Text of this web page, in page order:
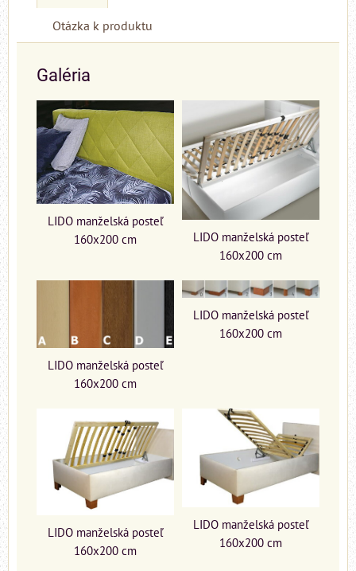
Otázka k produktu
Galéria
LIDO manželská posteľ
160x200 cm
LIDO manželská posteľ
160x200 cm
LIDO manželská posteľ
160x200 cm
LIDO manželská posteľ
160x200 cm
LIDO manželská posteľ
160x200 cm
LIDO manželská posteľ
160x200 cm